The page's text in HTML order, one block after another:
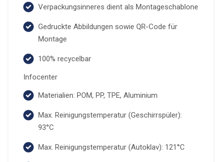
Verpackungsinneres dient als Montageschablone
Gedruckte Abbildungen sowie QR-Code für
Montage
100% recycelbar
Infocenter
Materialien: POM, PP, TPE, Aluminium
Max. Reinigungstemperatur (Geschirrspüler):
93°C
Max. Reinigungstemperatur (Autoklav): 121°C